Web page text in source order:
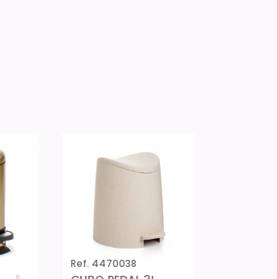
Ref. 4470038